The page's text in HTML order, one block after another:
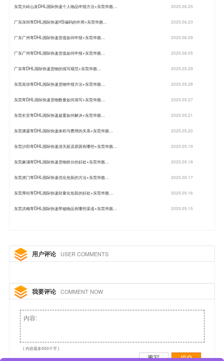
东莞大岭山发DHL国际快递个人物品申报方法+东莞华惠… 2025.06.25
广东深圳寄DHL国际快递HS编码的作用+东莞华惠… 2025.06.23
广东广州寄DHL国际快递货值如何申报+东莞华惠… 2025.06.09
广东广州寄DHL国际快递货值如何申报+东莞华惠… 2025.06.05
广东寄DHL国际快递货物的填写规范+东莞华惠… 2025.05.29
东莞高埗寄DHL国际快递货物申报方法+东莞华惠… 2025.05.28
东莞寄DHL国际快递货物数量如何填写+东莞华惠… 2025.05.27
东莞长安寄DHL国际快递超重如何解决+东莞华惠… 2025.05.21
东莞塘厦寄DHL国际快递体积与费用的关系+东莞华惠… 2025.05.20
东莞沙田寄DHL国际快递清关延误原因有哪些+东莞华惠… 2025.05.19
东莞麻涌寄DHL国际快递货物拆分的好处+东莞华惠… 2025.05.18
东莞虎门寄DHL国际快递优化包装的方法+东莞华惠… 2025.05.17
东莞厚街寄DHL国际快递轻量化包装的好处+东莞华惠… 2025.05.16
东莞洪梅寄DHL国际快递带磁物品有哪些渠道+东莞华惠… 2025.05.15
用户评论 USER COMMENTS
我要评论 COMMENT NOW
( 内容最多500个字 )
重写 提交